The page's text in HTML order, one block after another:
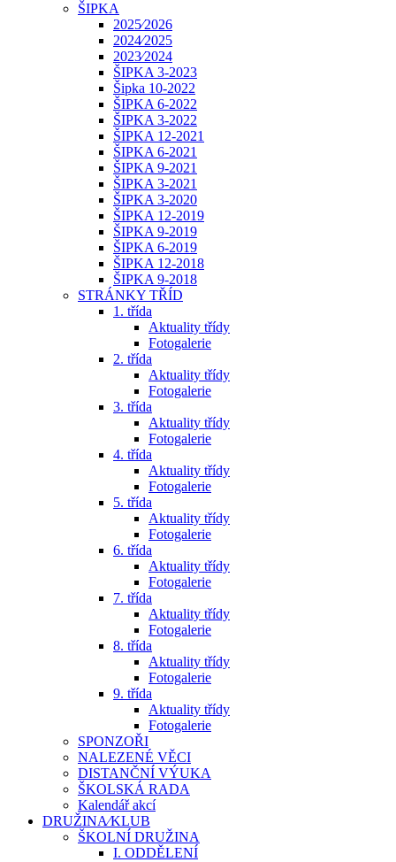
ŠIPKA
2025⁄2026
2024⁄2025
2023⁄2024
ŠIPKA 3-2023
Šipka 10-2022
ŠIPKA 6-2022
ŠIPKA 3-2022
ŠIPKA 12-2021
ŠIPKA 6-2021
ŠIPKA 9-2021
ŠIPKA 3-2021
ŠIPKA 3-2020
ŠIPKA 12-2019
ŠIPKA 9-2019
ŠIPKA 6-2019
ŠIPKA 12-2018
ŠIPKA 9-2018
STRÁNKY TŘÍD
1. třída
Aktuality třídy
Fotogalerie
2. třída
Aktuality třídy
Fotogalerie
3. třída
Aktuality třídy
Fotogalerie
4. třída
Aktuality třídy
Fotogalerie
5. třída
Aktuality třídy
Fotogalerie
6. třída
Aktuality třídy
Fotogalerie
7. třída
Aktuality třídy
Fotogalerie
8. třída
Aktuality třídy
Fotogalerie
9. třída
Aktuality třídy
Fotogalerie
SPONZOŘI
NALEZENÉ VĚCI
DISTANČNÍ VÝUKA
ŠKOLSKÁ RADA
Kalendář akcí
DRUŽINA⁄KLUB
ŠKOLNÍ DRUŽINA
I. ODDĚLENÍ